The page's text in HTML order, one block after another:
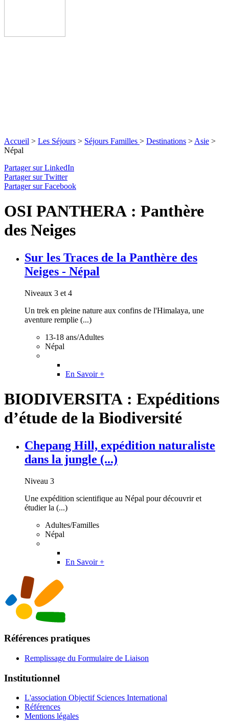
Accueil > Les Séjours > Séjours Familles > Destinations > Asie >
Népal
Partager sur LinkedIn
Partager sur Twitter
Partager sur Facebook
OSI PANTHERA : Panthère
des Neiges
Sur les Traces de la Panthère des
Neiges - Népal
Niveaux 3 et 4
Un trek en pleine nature aux confins de l'Himalaya, une
aventure remplie (...)
13-18 ans/Adultes
Népal
En Savoir +
BIODIVERSITA : Expéditions
d’étude de la Biodiversité
Chepang Hill, expédition naturaliste
dans la jungle (...)
Niveau 3
Une expédition scientifique au Népal pour découvrir et
étudier la (...)
Adultes/Familles
Népal
En Savoir +
Références pratiques
Remplissage du Formulaire de Liaison
Institutionnel
L'association Objectif Sciences International
Références
Mentions légales